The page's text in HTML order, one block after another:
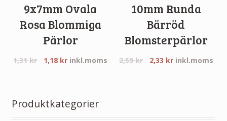
9x7mm Ovala
Rosa Blommiga
Pärlor
1,31kr 1,18 kr inkl.moms
10mm Runda
Bärröd
Blomsterpärlor
2,59kr 2,33 kr inkl.moms
Produktkategorier